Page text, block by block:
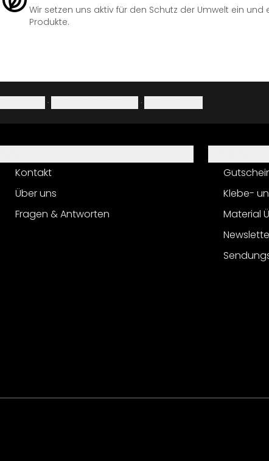
Wir setzen uns aktiv für den Schutz der Umwelt ein
Produkte.
· ·
Kontakt
Über uns
Fragen & Antworten
Klebe-
Material